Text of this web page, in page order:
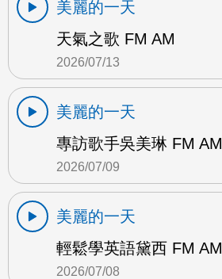
美麗的一天
天氣之歌 FM AM
2026/07/13
美麗的一天
專訪歌手吳美琳 FM AM
2026/07/09
美麗的一天
輕鬆學英語黛西 FM AM
2026/07/08